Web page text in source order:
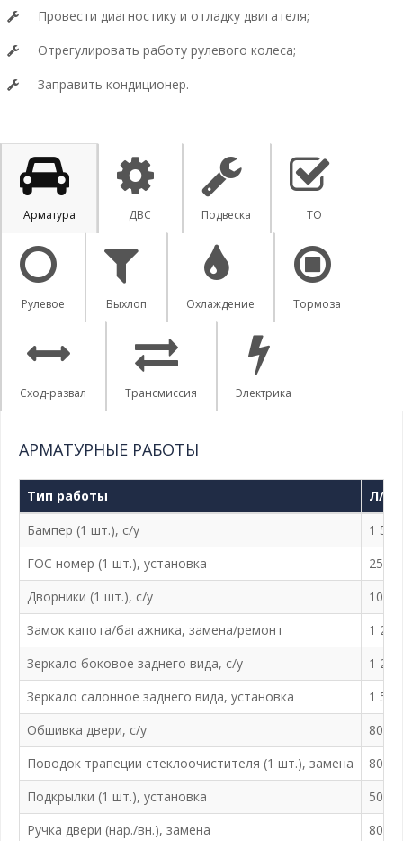
Провести диагностику и отладку двигателя;
Отрегулировать работу рулевого колеса;
Заправить кондиционер.
Арматура ДВС Подвеска ТО
Рулевое Выхлоп Охлаждение Тормоза
Сход-развал Трансмиссия Электрика
АРМАТУРНЫЕ РАБОТЫ
Тип работы
Л/а
Бампер (1 шт.), с/у
1
ГОС номер (1 шт.), установка
250 ₽
Дворники (1 шт.), с/у
100 ₽
Замок капота/багажника, замена/ремонт
1
Зеркало боковое заднего вида, с/у
1
Зеркало салонное заднего вида, установка
1
Обшивка двери, с/у
800 ₽
Поводок трапеции стеклоочистителя (1 шт.), замена
800 ₽
Подкрылки (1 шт.), установка
500 ₽
Ручка двери (нар./вн.), замена
800 ₽